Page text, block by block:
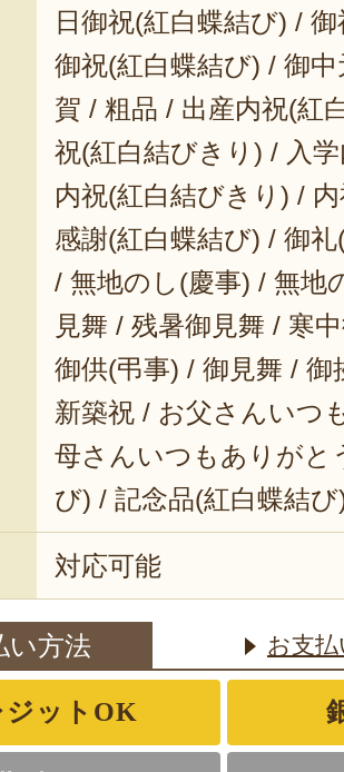
日御祝(紅白蝶結び) /
御祝(紅白蝶結び) / 御
賀 / 粗品 / 出産内祝(紅
祝(紅白結びきり) / 入
内祝(紅白結びきり) /
感謝(紅白蝶結び) / 御
/ 無地のし(慶事) / 無地
見舞 / 残暑御見舞 / 寒
御供(弔事) / 御見舞 / 御
新築祝 / お父さんいつ
母さんいつもありがと
び) / 記念品(紅白蝶結び
対応可能
い方法 お支
ジットOK